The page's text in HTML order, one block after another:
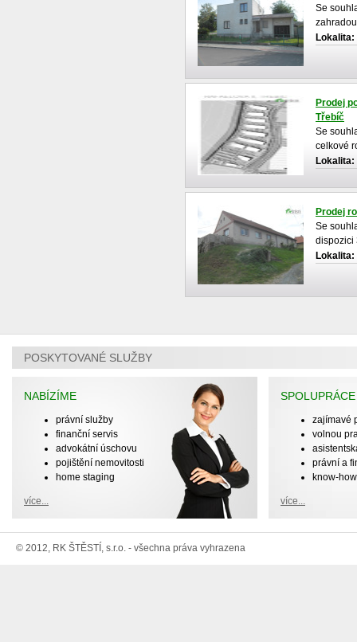
Se
a to ve
Lokalita:
Prodej
Třebíč
Se
celkové
směrem
Lokalita:
Prodej
Se
dispozici
Lokalita:
POSKYTOVANÉ SLUŽBY
NABÍZÍME
právní služby
finanční servis
advokátní úschovu
pojištění nemovitosti
home staging
více...
SPOLUPRÁCE
zajímavé
volnou
právní a
know-
více...
© 2012, RK ŠTĚSTÍ, s.r.o. - všechna práva vyhrazena